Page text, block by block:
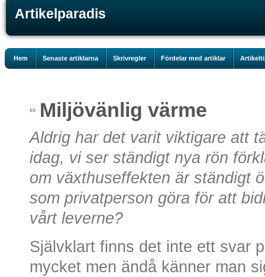
Artikelparadis
Hem Senaste artiklarna Skrivregler Fördelar med artiklar
Miljövänlig värme
Aldrig har det varit viktigare att
idag, vi ser ständigt nya rön
om växthuseffekten är ständigt
som privatperson göra för att
vårt leverne?
Självklart finns det inte ett svar
mycket men ändå känner man